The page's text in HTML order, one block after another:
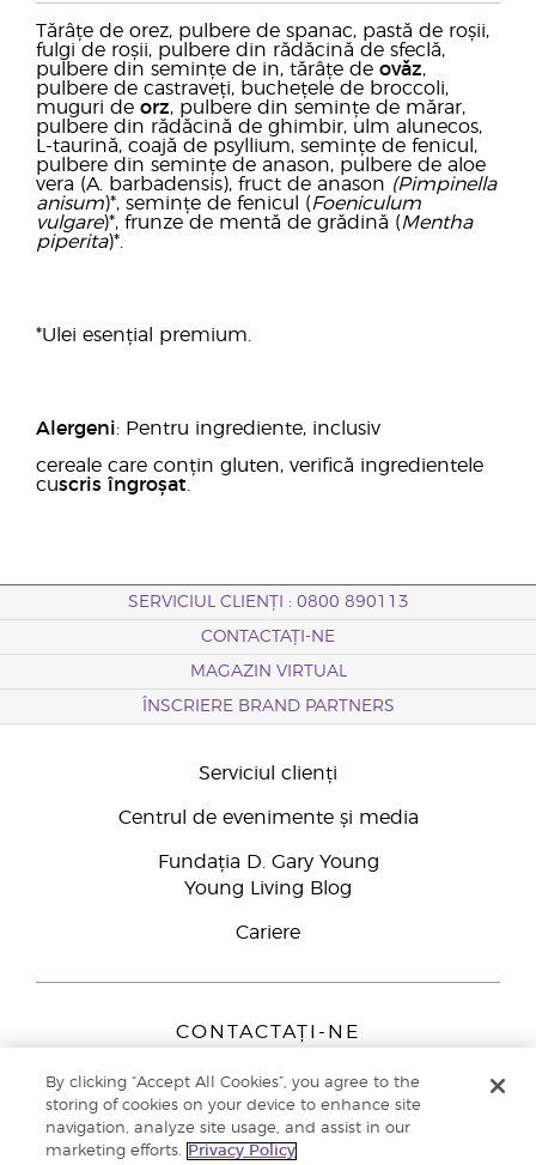
Tărâțe de orez, pulbere de spanac, pastă de roșii,
fulgi de roșii, pulbere din rădăcină de sfeclă,
pulbere din semințe de in, tărâțe de ovăz,
pulbere de castraveți, buchețele de broccoli,
muguri de orz, pulbere din semințe de mărar,
pulbere din rădăcină de ghimbir, ulm alunecos,
L-taurină, coajă de psyllium, semințe de fenicul,
pulbere din semințe de anason, pulbere de aloe
vera (A. barbadensis), fruct de anason (Pimpinella
anisum)*, semințe de fenicul (Foeniculum
vulgare)*, frunze de mentă de grădină (Mentha
piperita)*.
*Ulei esențial premium.
Alergeni: Pentru ingrediente, inclusiv
cereale care conțin gluten, verifică ingredientele
cuscris îngroșat
SERVICIUL CLIENȚI : 0800 890113
CONTACTAȚI-NE
MAGAZIN VIRTUAL
ÎNSCRIERE BRAND PARTNERS
Serviciul clienți
Centrul de evenimente și media
Fundația D. Gary Young
Young Living Blog
Cariere
CONTACTAȚI-NE
Peizerweg 97
9727 AJ Groningen
Netherlands
By clicking “Accept All Cookies”, you agree to the
storing of cookies on your device to enhance site
navigation, analyze site usage, and assist in our
marketing efforts.
Privacy Policy